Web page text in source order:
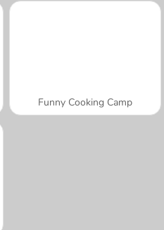
Funny Cooking Camp